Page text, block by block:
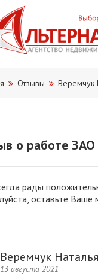
Отзывы Веремчук
о работе
рады
оставьте Ваше
Веремчук
13 августа 2021